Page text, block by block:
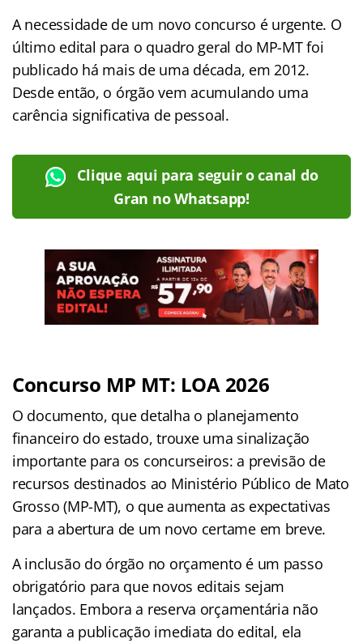
A necessidade de um novo concurso é urgente. O
último edital para o quadro geral do MP-MT foi
publicado há mais de uma década, em 2012.
Desde então, o órgão vem acumulando uma
carência significativa de pessoal.
Clique aqui para seguir o canal do
Gran no Whatsapp!
Concurso MP MT: LOA 2026
O documento, que detalha o planejamento
financeiro do estado, trouxe uma sinalização
importante para os concurseiros: a previsão de
recursos destinados ao Ministério Público de Mato
Grosso (MP-MT), o que aumenta as expectativas
para a abertura de um novo certame em breve.
A inclusão do órgão no orçamento é um passo
obrigatório para que novos editais sejam
lançados. Embora a reserva orçamentária não
garanta a publicação imediata do edital, ela